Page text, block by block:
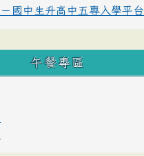
國中生升高中五專入學平台
午餐專區